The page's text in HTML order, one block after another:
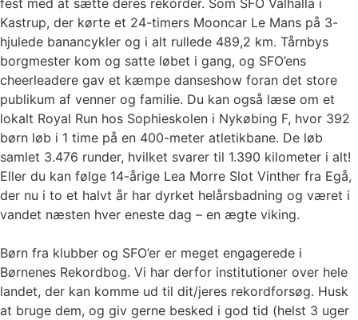
Kastrup, der kørte et 24-timers Mooncar Le Mans på 3-
hjulede banancykler og i alt rullede 489,2 km. Tårnbys
borgmester kom og satte løbet i gang, og SFO’ens
cheerleadere gav et kæmpe danseshow foran det store
publikum af venner og familie. Du kan også læse om et
lokalt Royal Run hos Sophieskolen i Nykøbing F, hvor 392
børn løb i 1 time på en 400-meter atletikbane. De løb
samlet 3.476 runder, hvilket svarer til 1.390 kilometer i alt!
Eller du kan følge 14-årige Lea Morre Slot Vinther fra Egå,
der nu i to et halvt år har dyrket helårsbadning og været i
vandet næsten hver eneste dag – en ægte viking.
Børn fra klubber og SFO’er er meget engagerede i
Børnenes Rekordbog. Vi har derfor institutioner over hele
landet, der kan komme ud til dit/jeres rekordforsøg. Husk
at bruge dem, og giv gerne besked i god tid (helst 3 uger